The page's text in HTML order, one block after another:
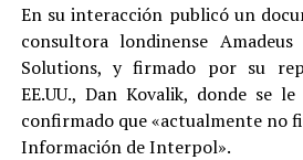
En su interacción publicó un
consultora londinense
Solutions, y firmado por su
EE.UU., Dan Kovalik, donde se
confirmado que «actualmente no
Información de Interpol».